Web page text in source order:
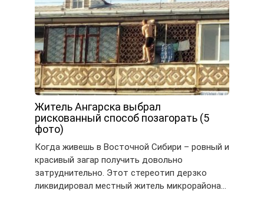
Житель Ангарска выбрал
рискованный способ позагорать (5
фото)
Когда живешь в Восточной Сибири – ровный и
красивый загар получить довольно
затруднительно. Этот стереотип дерзко
ликвидировал местный житель микрорайона…